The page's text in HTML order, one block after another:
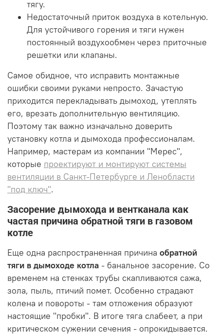
тягу.
Недостаточный приток воздуха в котельную.
Для устойчивого горения и тяги нужен
постоянный воздухообмен через приточные
решетки или клапаны.
Самое обидное, что исправить монтажные
ошибки своими руками непросто. Зачастую
приходится перекладывать дымоход, утеплять
его, врезать дополнительную вентиляцию.
Поэтому так важно изначально доверить
установку котла и дымохода профессионалам.
Например, мастерам из компании "Мерес",
которые проектируют и монтируют системы
вентиляции в Санкт-Петербурге и Ленобласти
"под ключ".
Засорение дымохода и вентканала как
частая причина обратной тяги в газовом
котле
Еще одна распространенная причина обратной
тяги в дымоходе котла - банальное засорение. Со
временем на стенках трубы скапливаются сажа,
зола, пыль, птичий помет. Особенно страдают
колена и повороты - там отложения образуют
настоящие "пробки". В итоге тяга слабеет, а при
критическом сужении сечения - опрокидывается.